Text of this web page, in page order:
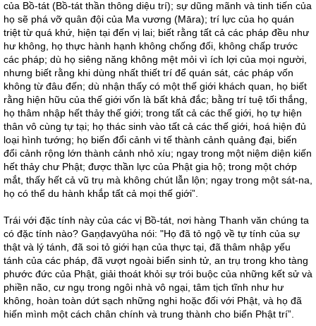
của Bồ-tát (Bồ-tát thần thông diệu trí); sự dũng mãnh và tinh tiến của
họ sẽ phá vỡ quân đội của Ma vương (Māra); trí lực của họ quán
triệt từ quá khứ, hiện tại đến vị lai; biết rằng tất cả các pháp đều như
hư không, họ thực hành hạnh không chống đối, không chấp trước
các pháp; dù họ siêng năng không mệt mỏi vì ích lợi của mọi người,
nhưng biết rằng khi dùng nhất thiết trí để quán sát, các pháp vốn
không từ đâu đến; dù nhận thấy có một thế giới khách quan, họ biết
rằng hiện hữu của thế giới vốn là bất khả đắc; bằng trí tuệ tối thắng,
họ thâm nhập hết thảy thế giới; trong tất cả các thế giới, họ tự hiện
thân vô cùng tự tại; họ thác sinh vào tất cả các thế giới, hoá hiện đủ
loại hình tướng; họ biến đổi cảnh vi tế thành cảnh quảng đại, biến
đổi cảnh rộng lớn thành cảnh nhỏ xíu; ngay trong một niệm diện kiến
hết thảy chư Phật; được thần lực của Phật gia hộ; trong một chớp
mắt, thấy hết cả vũ trụ mà không chút lẫn lộn; ngay trong một sát-na,
họ có thể du hành khắp tất cả mọi thế giới”.
Trái với đặc tính này của các vị Bồ-tát, nơi hàng Thanh văn chúng ta
có đặc tính nào? Gaṇḍavyūha nói: "Họ đã tỏ ngộ về tự tính của sự
thật và lý tánh, đã soi tỏ giới hạn của thực tại, đã thâm nhập yếu
tánh của các pháp, đã vượt ngoài biển sinh tử, an trụ trong kho tàng
phước đức của Phật, giải thoát khỏi sự trói buộc của những kết sử và
phiền não, cư ngụ trong ngôi nhà vô ngại, tâm tịch tĩnh như hư
không, hoàn toàn dứt sạch những nghi hoặc đối với Phật, và họ đã
hiến mình một cách chân chính và trung thành cho biển Phật trí”.